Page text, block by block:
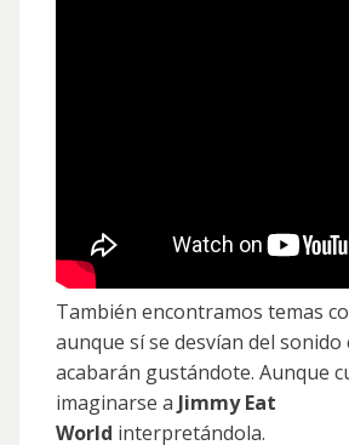
También encontramos temas
aunque sí se desvían del
acabarán gustándote. Aunque
imaginarse a Jimmy Eat
World interpretándola.